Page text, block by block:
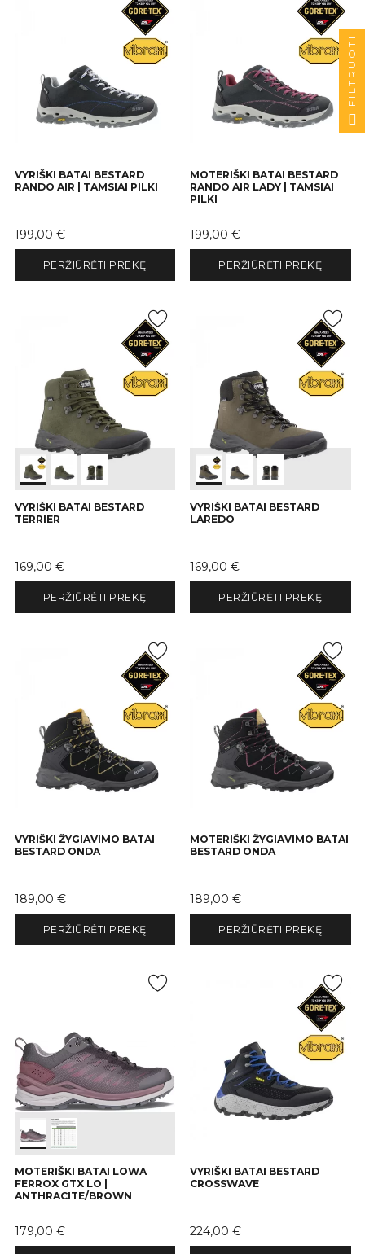
VYRIŠKI BATAI BESTARD
RANDO AIR | TAMSIAI PILKI
Kaina
199,00 €
PERŽIŪRĖTI PREKĘ
MOTERIŠKI BATAI BESTARD
RANDO AIR LADY | TAMSIAI
PILKI
Kaina
199,00 €
PERŽIŪRĖTI PREKĘ
VYRIŠKI BATAI BESTARD
TERRIER
Kaina
169,00 €
PERŽIŪRĖTI PREKĘ
VYRIŠKI BATAI BESTARD
LAREDO
Kaina
169,00 €
PERŽIŪRĖTI PREKĘ
VYRIŠKI ŽYGIAVIMO BATAI
BESTARD ONDA
Kaina
189,00 €
PERŽIŪRĖTI PREKĘ
MOTERIŠKI ŽYGIAVIMO BATAI
BESTARD ONDA
Kaina
189,00 €
PERŽIŪRĖTI PREKĘ
MOTERIŠKI BATAI LOWA
FERROX GTX LO |
ANTHRACITE/BROWN
Kaina
179,00 €
VYRIŠKI BATAI BESTARD
CROSSWAVE
Kaina
224,00 €
FILTRUOTI